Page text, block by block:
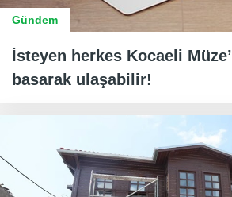
Gündem
İsteyen herkes Kocaeli
basarak ulaşabilir!